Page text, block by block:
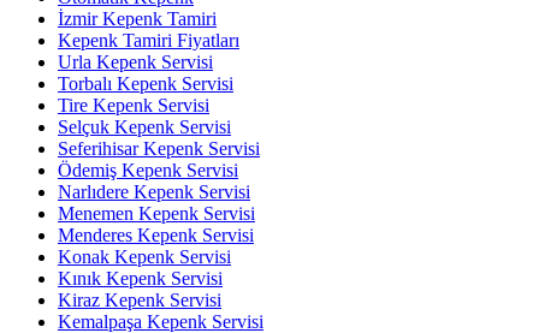
İzmir Kepenk Tamiri
Kepenk Tamiri Fiyatları
Urla Kepenk Servisi
Torbalı Kepenk Servisi
Tire Kepenk Servisi
Selçuk Kepenk Servisi
Seferihisar Kepenk Servisi
Ödemiş Kepenk Servisi
Narlıdere Kepenk Servisi
Menemen Kepenk Servisi
Menderes Kepenk Servisi
Konak Kepenk Servisi
Kınık Kepenk Servisi
Kiraz Kepenk Servisi
Kemalpaşa Kepenk Servisi